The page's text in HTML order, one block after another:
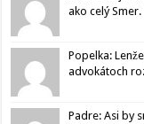
ako celý
Popelka:
advokátoch
Padre: Asi by